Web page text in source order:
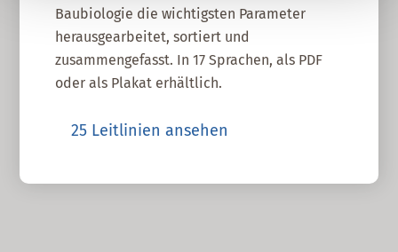
Baubiologie die wichtigsten Parameter
herausgearbeitet, sortiert und
zusammengefasst. In 17 Sprachen, als PDF
oder als Plakat erhältlich.
25 Leitlinien ansehen